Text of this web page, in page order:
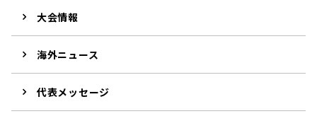
大会情報
海外ニュース
代表メッセージ